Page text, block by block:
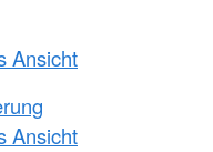
Ansicht
Ansicht